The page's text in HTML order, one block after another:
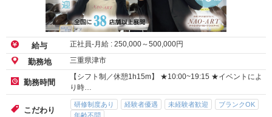
給与 正社員-月給 : 250,000～500,000円
勤務地 三重県津市
勤務時間
【シフト制／休憩1h15m】 ★10:00~19:15 ★イベントによ
り時…
こだわり
研修制度あり 経験者優遇 未経験者歓迎
ブランクOK
年齢不問